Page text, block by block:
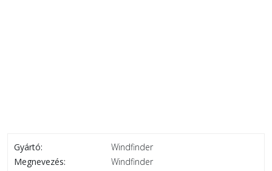
Gyártó:
Windfinder
Megnevezés:
Windfinder